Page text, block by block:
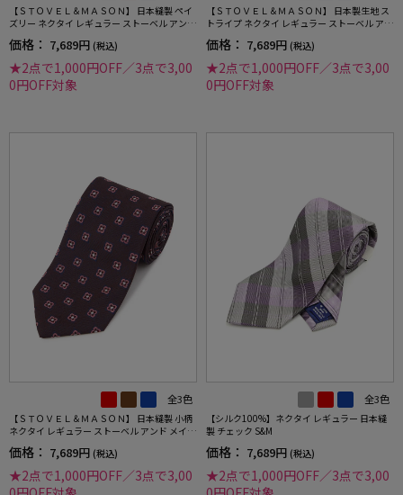
【ＳＴＯＶＥＬ＆ＭＡＳＯＮ】 日本縫製 ペイ
ズリー ネクタイ レギュラー ストーベル アンド
メイソン 春夏
価格： 7,689円 (税込)
★2点で1,000円OFF／3点で3,00
0円OFF対象
【ＳＴＯＶＥＬ＆ＭＡＳＯＮ】 日本製生地 ス
トライプ ネクタイ レギュラー ストーベル アン
ド メイソン 春夏
価格： 7,689円 (税込)
★2点で1,000円OFF／3点で3,00
0円OFF対象
全3色
【ＳＴＯＶＥＬ＆ＭＡＳＯＮ】 日本縫製 小柄
ネクタイ レギュラー ストーベル アンド メイソ
ン 春夏
価格： 7,689円 (税込)
★2点で1,000円OFF／3点で3,00
全3色
【シルク100%】ネクタイ レギュラー 日本縫
製 チェック S&M
価格： 7,689円 (税込)
★2点で1,000円OFF／3点で3,00